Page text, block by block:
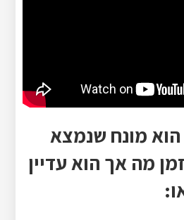
מונח שנמצא
מה אך הוא עדיין